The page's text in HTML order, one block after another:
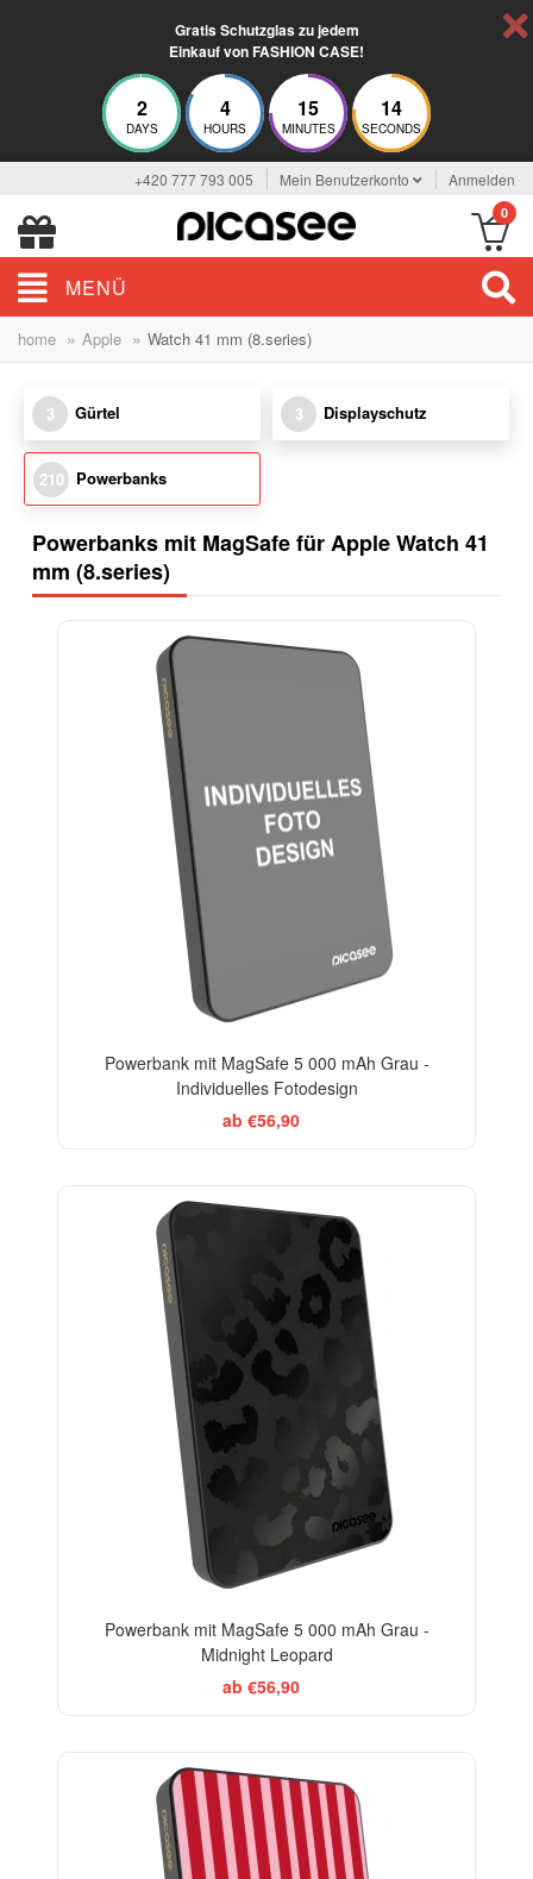
Gratis Schutzglas zu jedem
Einkauf von FASHION CASE!
2
DAYS
4
HOURS
15
MINUTES
13
SECONDS
+420 777 793 005 Mein Benutzerkonto Anmelden
0
MENÜ
home » Apple » Watch 41 mm (8.series)
3 Gürtel 3 Displayschutz
210 Powerbanks
Powerbanks mit MagSafe für Apple Watch 41
mm (8.series)
Powerbank mit MagSafe 5 000 mAh Grau -
Individuelles Fotodesign
ab €56,90
Powerbank mit MagSafe 5 000 mAh Grau -
Midnight Leopard
ab €56,90